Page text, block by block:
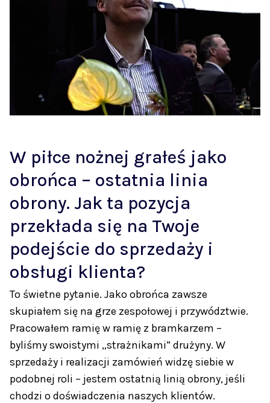
W piłce nożnej grałeś jako
obrońca – ostatnia linia
obrony. Jak ta pozycja
przekłada się na Twoje
podejście do sprzedaży i
obsługi klienta?
To świetne pytanie. Jako obrońca zawsze
skupiałem się na grze zespołowej i przywództwie.
Pracowałem ramię w ramię z bramkarzem –
byliśmy swoistymi „strażnikami” drużyny. W
sprzedaży i realizacji zamówień widzę siebie w
podobnej roli – jestem ostatnią linią obrony, jeśli
chodzi o doświadczenia naszych klientów.